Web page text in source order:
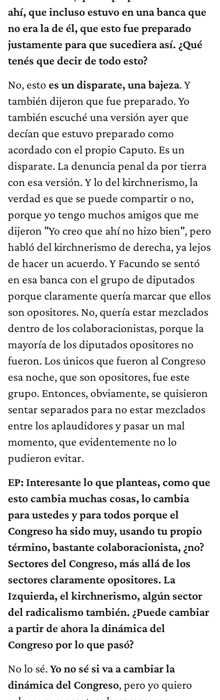
ahí, que incluso estuvo en una banca que
no era la de él, que esto fue preparado
justamente para que sucediera así. ¿Qué
tenés que decir de todo esto?
No, esto es un disparate, una bajeza. Y
también dijeron que fue preparado. Yo
también escuché una versión ayer que
decían que estuvo preparado como
acordado con el propio Caputo. Es un
disparate. La denuncia penal da por tierra
con esa versión. Y lo del kirchnerismo, la
verdad es que se puede compartir o no,
porque yo tengo muchos amigos que me
dijeron "Yo creo que ahí no hizo bien", pero
habló del kirchnerismo de derecha, ya lejos
de hacer un acuerdo. Y Facundo se sentó
en esa banca con el grupo de diputados
porque claramente quería marcar que ellos
son opositores. No, quería estar mezclados
dentro de los colaboracionistas, porque la
mayoría de los diputados opositores no
fueron. Los únicos que fueron al Congreso
esa noche, que son opositores, fue este
grupo. Entonces, obviamente, se quisieron
sentar separados para no estar mezclados
entre los aplaudidores y pasar un mal
momento, que evidentemente no lo
pudieron evitar.
EP: Interesante lo que planteas, como que
esto cambia muchas cosas, lo cambia
para ustedes y para todos porque el
Congreso ha sido muy, usando tu propio
término, bastante colaboracionista, ¿no?
Sectores del Congreso, más allá de los
sectores claramente opositores. La
Izquierda, el kirchnerismo, algún sector
del radicalismo también. ¿Puede cambiar
a partir de ahora la dinámica del
Congreso por lo que pasó?
No lo sé.Yo no sé si va a cambiar la
dinámica del Congreso, pero yo quiero